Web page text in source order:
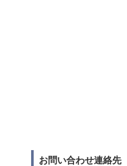
お問い合わせ連絡先